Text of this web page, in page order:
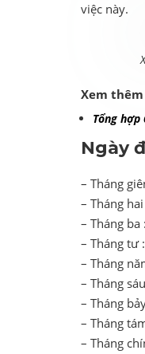
việc này.
Xem thêm
Tổng
Ngày
– Tháng
– Tháng
– Tháng ba
– Tháng tư
– Tháng
– Tháng
– Tháng
– Tháng
– Tháng